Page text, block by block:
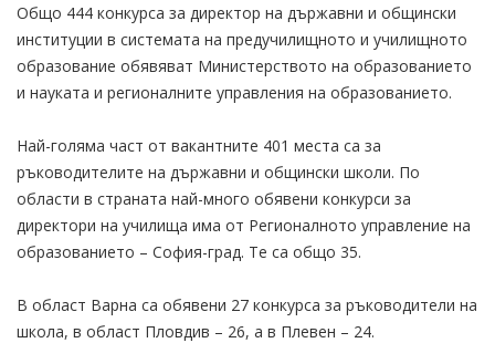
Общо 444 конкурса за директор на държавни и общински
институции в системата на предучилищното и училищното
образование обявяват Министерството на образованието
и науката и регионалните управления на образованието.
Най-голяма част от вакантните 401 места са за
ръководителите на държавни и общински школи. По
области в страната най-много обявени конкурси за
директори на училища има от Регионалното управление на
образованието – София-град. Те са общо 35.
В област Варна са обявени 27 конкурса за ръководители на
школа, в област Пловдив – 26, а в Плевен – 24.